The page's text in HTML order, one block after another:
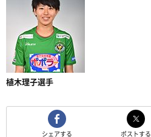
植木理子選手
シェアする ポストする